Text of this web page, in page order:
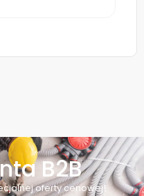
B2B
oferty cenowej!